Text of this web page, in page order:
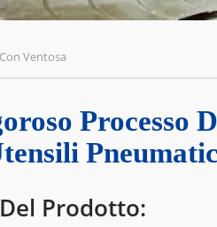
Ventosa
Processo
Prodotto: